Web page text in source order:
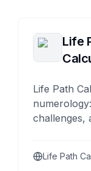
Life
Life Path
challenges,
Life Path